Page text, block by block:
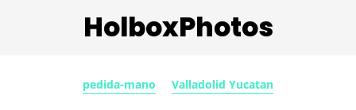
HolboxPhotos
pedida-mano Valladolid Yucatan